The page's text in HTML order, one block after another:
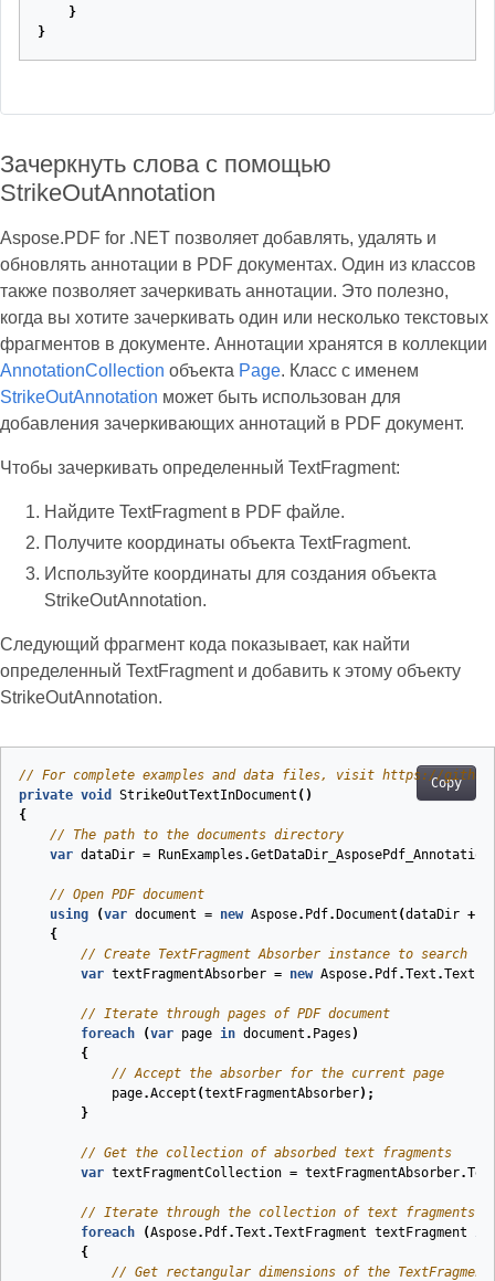
}
}
Зачеркнуть слова с помощью
StrikeOutAnnotation
Aspose.PDF for .NET позволяет добавлять, удалять и
обновлять аннотации в PDF документах. Один из классов
также позволяет зачеркивать аннотации. Это полезно,
когда вы хотите зачеркивать один или несколько текстовых
фрагментов в документе. Аннотации хранятся в коллекции
AnnotationCollection объекта Page. Класс с именем
StrikeOutAnnotation может быть использован для
добавления зачеркивающих аннотаций в PDF документ.
Чтобы зачеркивать определенный TextFragment:
Найдите TextFragment в PDF файле.
Получите координаты объекта TextFragment.
Используйте координаты для создания объекта
StrikeOutAnnotation.
Следующий фрагмент кода показывает, как найти
определенный TextFragment и добавить к этому объекту
StrikeOutAnnotation.
Copy
// For complete examples and data files, visit https://
private void StrikeOutTextInDocument ( )
{
// The path to the documents directory
var dataDir = RunExamples .
// Open PDF document
using
(var document = new Aspose. Pdf. Document (dataDir +
{
// Create TextFragment Absorber instance to search
var textFragmentAbsorber = new Aspose. Pdf.Text .
// Iterate through pages of PDF document
foreach
(var page in document . Pages )
{
// Accept the absorber for the current page
page.Accept (textFragmentAbsorber);
}
// Get the collection of absorbed text fragments
var textFragmentCollection = textFragmentAbsorber.
// Iterate through the collection of text fragments
foreach
(Aspose. Pdf.Text .TextFragment textFragment in
{
// Get rectangular dimensions of the